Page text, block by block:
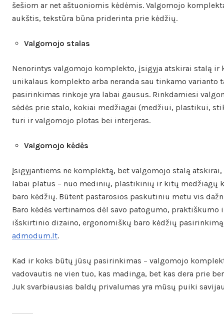
šešiom ar net aštuoniomis kėdėmis. Valgomojo
aukštis, tekstūra būna priderinta prie kėdžių.
Valgomojo stalas
Nenorintys valgomojo komplekto, įsigyja atskirai stalą ir
unikalaus komplekto arba neranda sau tinkamo
pasirinkimas rinkoje yra labai gausus. Rinkdamiesi
sėdės prie stalo, kokiai medžiagai (medžiui, plastikui,
turi ir valgomojo plotas bei interjeras.
Valgomojo kėdės
Įsigyjantiems ne komplektą, bet valgomojo stalą
labai platus – nuo medinių, plastikinių ir kitų medžiagų
baro kėdžių. Būtent pastarosios paskutiniu metu vis
Baro kėdės vertinamos dėl savo patogumo,
išskirtinio dizaino, ergonomiškų baro kėdžių
admodum.lt.
Kad ir koks būtų jūsų pasirinkimas – valgomojo
vadovautis ne vien tuo, kas madinga, bet kas dera prie
Juk svarbiausias baldų privalumas yra mūsų puiki